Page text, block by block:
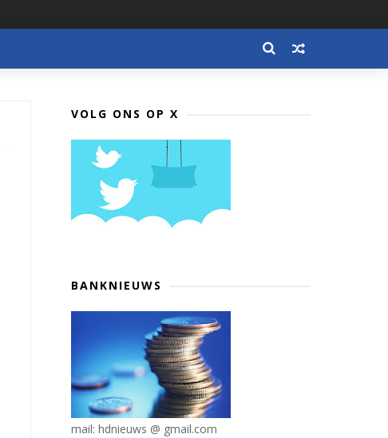
VOLG ONS OP X
BANKNIEUWS
mail: hdnieuws @ gmail.com